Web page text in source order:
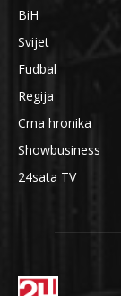
BiH
Svijet
Fudbal
Regija
Crna hronika
Showbusiness
24sata TV